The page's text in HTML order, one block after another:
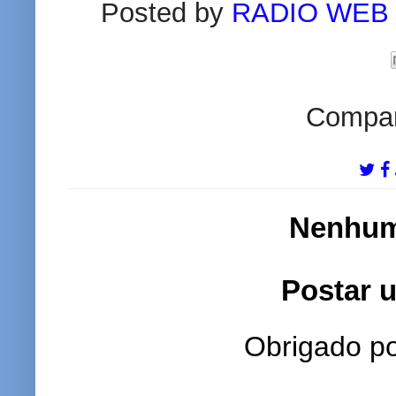
Posted by RADIO
Postar
Obrigado